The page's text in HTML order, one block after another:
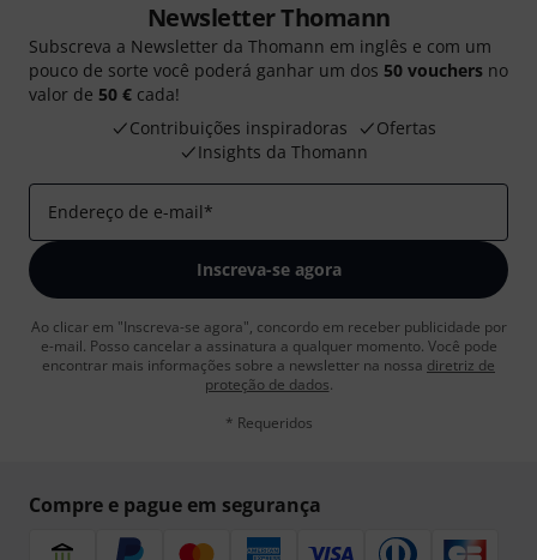
Newsletter Thomann
Subscreva a Newsletter da Thomann em inglês e com um
pouco de sorte você poderá ganhar um dos 50 vouchers no
valor de 50 € cada!
Contribuições inspiradoras
Ofertas
Insights da Thomann
Endereço de e-mail*
Inscreva-se agora
Ao clicar em "Inscreva-se agora", concordo em receber publicidade por
e-mail. Posso cancelar a assinatura a qualquer momento. Você pode
encontrar mais informações sobre a newsletter na nossa diretriz de
proteção de dados.
* Requeridos
Compre e pague em segurança